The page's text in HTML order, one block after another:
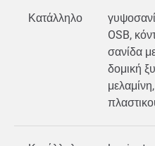
Κατάλληλο
OSB,
σανίδα
δομική